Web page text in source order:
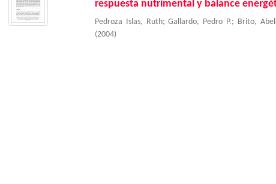
respuesta nutrimental y balance
Pedroza Islas, Ruth;Gallardo, Pedro P.; Brito,
(2004)